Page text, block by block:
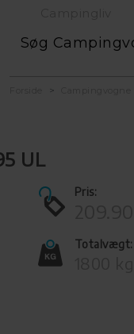
Søg
UL
Pris:
Totalvægt: